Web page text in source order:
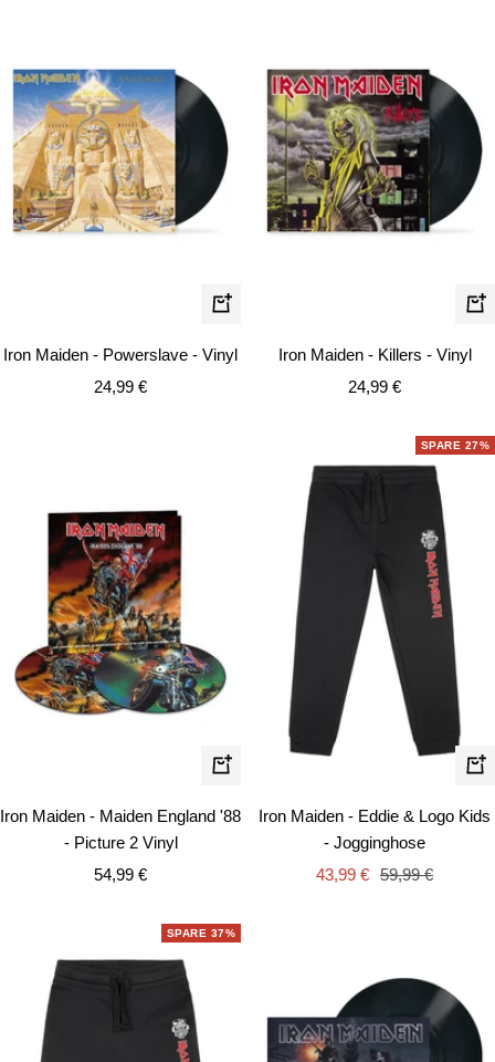
In
den
Iron Maiden - Powerslave - Vinyl
Angebotspreis
24,99 €
In
Iron Maiden - Killers - Vinyl
Angebotspreis
24,99 €
In
Iron Maiden - Maiden England '88
- Picture 2 Vinyl
Angebotspreis
54,99 €
SPARE 27%
Iron Maiden - Eddie & Logo Kids
- Jogginghose
Angebotspreis
43,99 € Regulärer
59,99 €
SPARE 37%